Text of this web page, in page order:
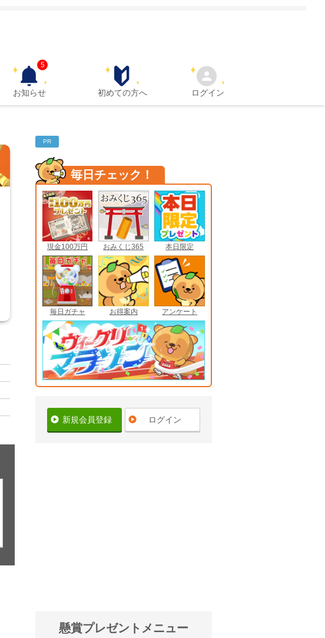
お知らせ
5
初めての方へ ログイン
PR
毎日チェック！
現金100万円 おみくじ365 本日限定
毎日ガチャ お得案内 アンケート
新規会員登録 ログイン
懸賞プレゼントメニュー